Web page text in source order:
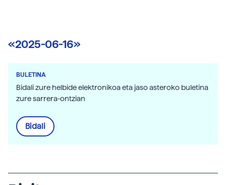
«2025-06-16»
BULETINA
Bidali zure helbide elektronikoa eta jaso asteroko buletina
zure sarrera-ontzian
Bidali